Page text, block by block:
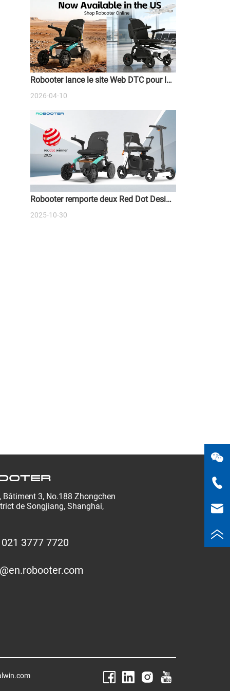
Robooter lance le site Web DTC pour les
fauteuils roulants à deux moteurs
2026-04-10
Robooter remporte deux Red Dot Design
Awards 2025 - Redéfinir l'avenir de la
2025-10-30
Bâtiment 3, No.188 Zhongchen
de Songjiang, Shanghai,
3777 7720